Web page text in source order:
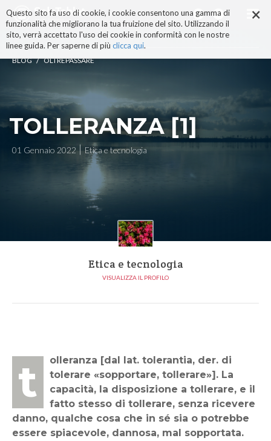
×
Questo sito fa uso di cookie, i cookie consentono una gamma di
funzionalità che migliorano la tua fruizione del sito. Utilizzando il
sito, verrà accettato l'uso dei cookie in conformità con le nostre
linee guida. Per saperne di più clicca qui.
ai
contenuti.
|
navigazione
BLOG / OLTREPASSARE
TOLLERANZA [1]
01 Gennaio 2022 Etica e tecnologia
Etica e tecnologia
VISUALIZZA IL PROFILO
tolleranza [dal lat. tolerantia, der. di
tolerare «sopportare, tollerare»]. La
capacità, la disposizione a tollerare, e il
fatto stesso di tollerare, senza ricevere
danno, qualche cosa che in sé sia o potrebbe
essere spiacevole, dannosa, mal sopportata.